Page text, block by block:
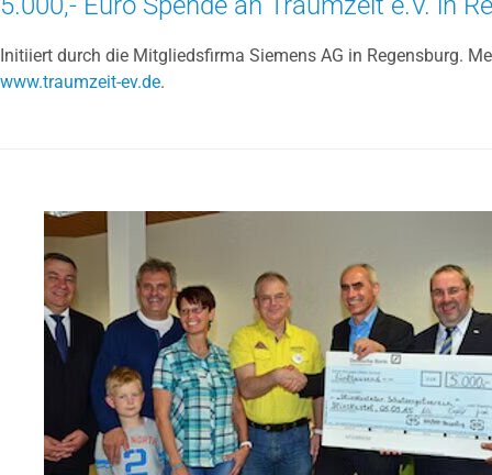
Initiiert durch die Mitgliedsfirma Siemens AG in Regensburg.
www.traumzeit-ev.de.